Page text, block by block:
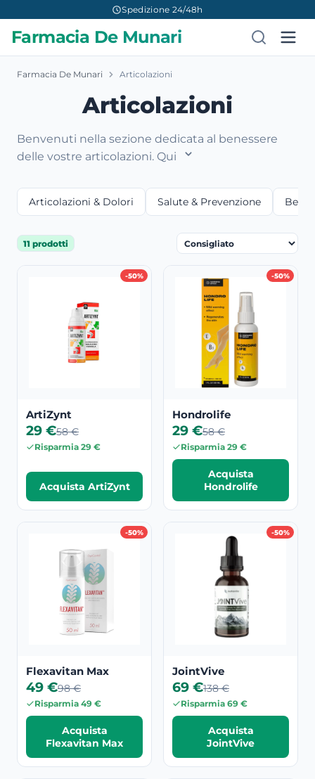
Spedizione 24/48h
Farmacia De Munari
Farmacia De Munari Articolazioni
Articolazioni
Benvenuti nella sezione dedicata al benessere
delle vostre articolazioni. Qui
Articolazioni & Dolori Salute & Prevenzione
11 prodotti
-50%
ArtiZynt
29 €58 €
Risparmia 29 €
Acquista ArtiZynt
-50%
Hondrolife
29 €58 €
Risparmia 29 €
Acquista
Hondrolife
-50%
Flexavitan Max
49 €98 €
Risparmia 49 €
Acquista
Flexavitan Max
-50%
JointVive
69 €138 €
Risparmia 69 €
Acquista
JointVive